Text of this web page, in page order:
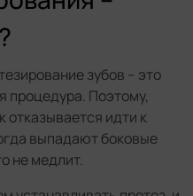
зубов – это
процедура. Поэтому,
отказывается идти к
выпадают боковые
не медлит.